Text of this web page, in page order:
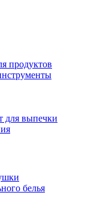
продуктов
для выпечки
белья